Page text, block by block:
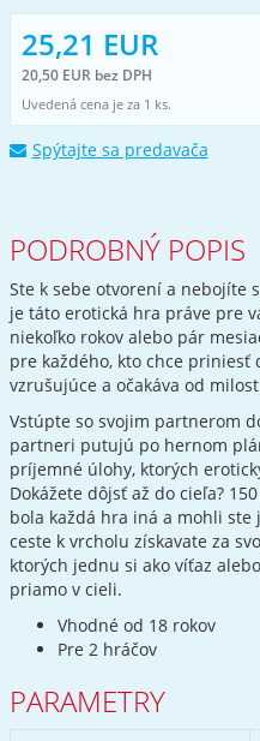
25,21 EUR
20,50 EUR bez DPH
Uvedená cena je za 1 ks.
Spýtajte sa predavača
PODROBNÝ POPIS
Ste k sebe otvorení a nebojíte
je táto erotická hra práve pre
niekoľko rokov alebo pár
pre každého, kto chce priniesť
vzrušujúce a očakáva od
Vstúpte so svojim partnerom
partneri putujú po hernom
príjemné úlohy, ktorých
Dokážete dôjsť až do cieľa?
bola každá hra iná a mohli ste
ceste k vrcholu získavate za
ktorých jednu si ako víťaz
priamo v cieli.
Vhodné od 18 rokov
Pre 2 hráčov
PARAMETRY